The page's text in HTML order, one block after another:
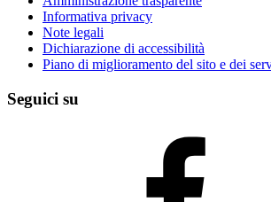
Informativa privacy
Note legali
Dichiarazione di accessibilità
Piano di miglioramento del sito e dei
Seguici su